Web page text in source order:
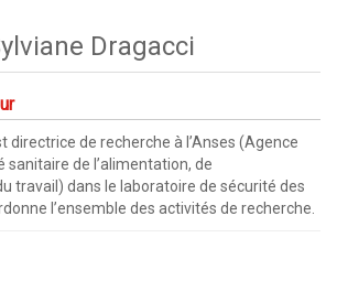
Dragacci
directrice de recherche à l’Anses (Agence
sanitaire de l’alimentation, de
travail) dans le laboratoire de sécurité des
l’ensemble des activités de recherche.